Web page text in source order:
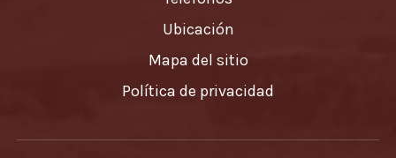
Ubicación
Mapa del sitio
Política de privacidad